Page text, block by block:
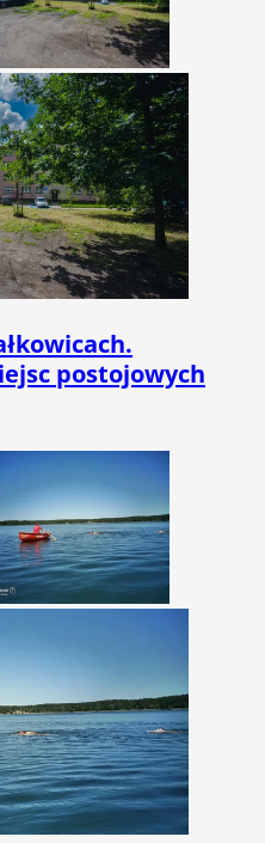
postojowych